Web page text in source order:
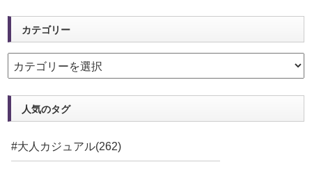
カテゴリー
人気のタグ
#大人カジュアル(262)